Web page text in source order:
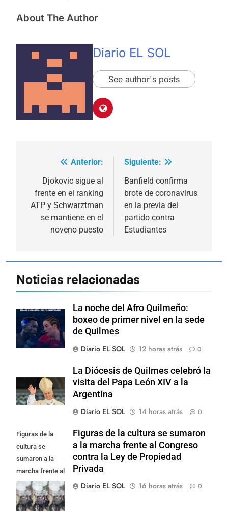
About The Author
Diario EL SOL
See author's posts
Navegación
entradas
Anterior:
Djokovic sigue al
frente en el ranking
ATP y Schwarztman
se mantiene en el
noveno puesto
Siguiente:
Banfield confirma
brote de coronavirus
en la previa del
partido contra
Estudiantes
Noticias relacionadas
La noche del Afro Quilmeño:
boxeo de primer nivel en la sede
de Quilmes
Diario EL SOL
12 horas atrás 0
La Diócesis de Quilmes celebró la
visita del Papa León XIV a la
Argentina
Diario EL SOL
14 horas atrás 0
Figuras de la
cultura se
sumaron a la
marcha frente al
Congreso contra
la Ley de
Propiedad
Figuras de la cultura se sumaron
a la marcha frente al Congreso
contra la Ley de Propiedad
Privada
Diario EL SOL
16 horas atrás 0